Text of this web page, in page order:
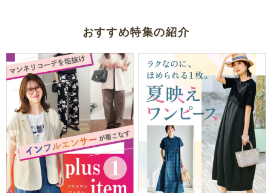
おすすめ特集の紹介